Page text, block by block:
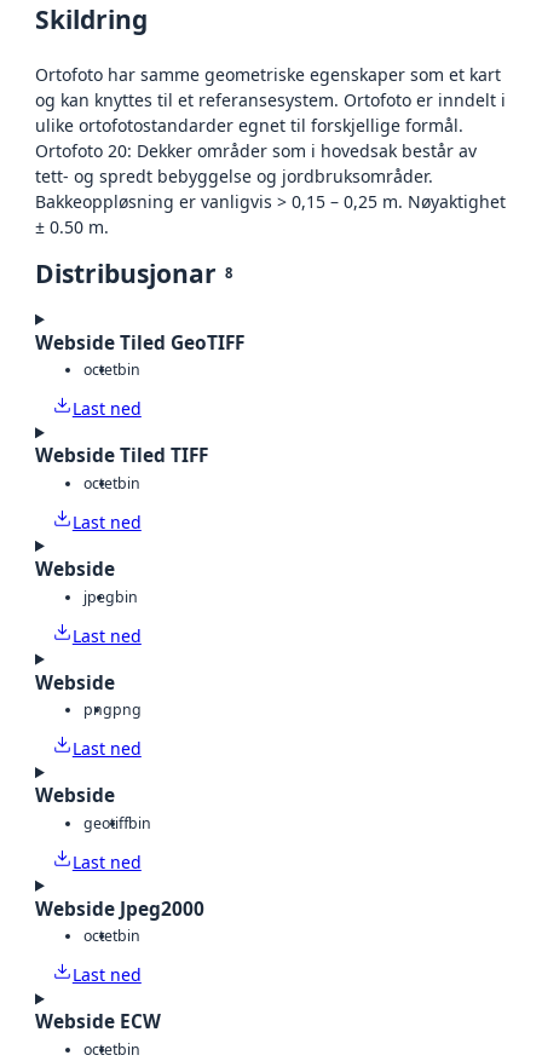
Skildring
Ortofoto har samme geometriske egenskaper som et kart
og kan knyttes til et referansesystem. Ortofoto er inndelt i
ulike ortofotostandarder egnet til forskjellige formål.
Ortofoto 20: Dekker områder som i hovedsak består av
tett- og spredt bebyggelse og jordbruksområder.
Bakkeoppløsning er vanligvis > 0,15 – 0,25 m. Nøyaktighet
± 0.50 m.
Distribusjonar 8
Webside Tiled GeoTIFF
octetbin
Last ned
Webside Tiled TIFF
octetbin
Last ned
Webside
jpegbin
Last ned
Webside
pngpng
Last ned
Webside
geotiffbin
Last ned
Webside Jpeg2000
octetbin
Last ned
Webside ECW
octetbin